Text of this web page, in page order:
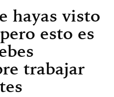
hayas visto
esto es
trabajar